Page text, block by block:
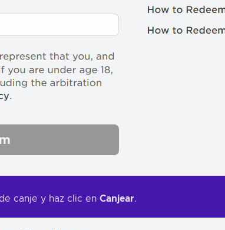
canje y haz clic en Canjear.